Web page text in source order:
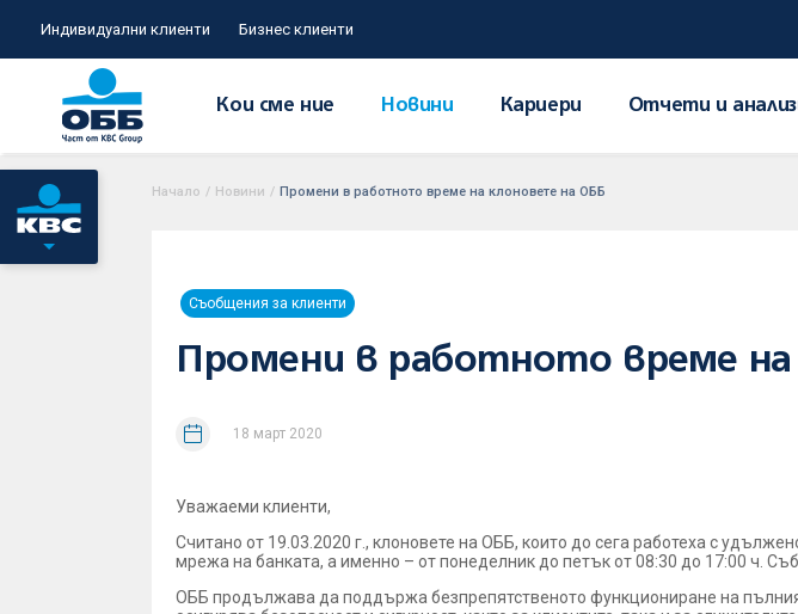
Индивидуални клиенти Бизнес клиенти
Кои сме ние Новини Кариери Отчети и
Начало / Новини / Промени в работното време на клоновете на ОББ
Съобщения за клиенти
Промени в работното време
18 март 2020
Уважаеми клиенти,
Считано от 19.03.2020 г., клоновете на ОББ, които до сега работеха с
мрежа на банката, а именно – от понеделник до петък от 08:30 до 17:00 ч.
ОББ продължава да поддържа безпрепятственото функциониране на